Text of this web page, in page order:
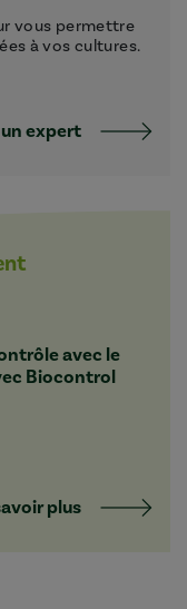
vous permettre
à vos cultures.
expert
avec le
Biocontrol
plus